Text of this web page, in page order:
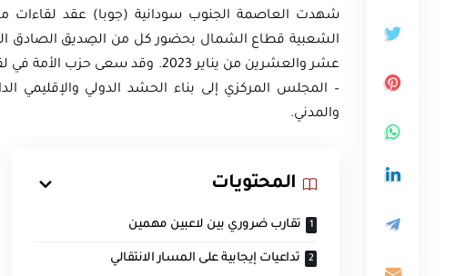
شهدت العاصمة الجنوب سودانية (جوبا) عقد لقاءات
الشعبية قطاع الشمال بحضور كل من الصِديق الصادق
عشر والعشرين من يناير 2023. وقد
– المجلس المركزي إلى بناء الحشد الدولي والإقليمي
والمدني.
المحتويات
تقارب ضروري بين لاعبين مهمين
تداعيات إيجابية على المسار الانتقالي
ورقة بحثية – الطاقة المتجددة وتعزيز
أمن الطاقة المصري
العالمية